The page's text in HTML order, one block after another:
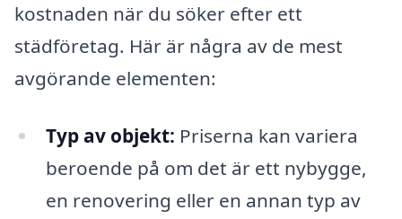
kostnaden när du söker efter ett
städföretag. Här är några av de mest
avgörande elementen:
Typ av objekt: Priserna kan variera
beroende på om det är ett nybygge,
en renovering eller en annan typ av